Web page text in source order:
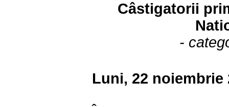
Câstigatorii
-
Luni, 22 noiembrie